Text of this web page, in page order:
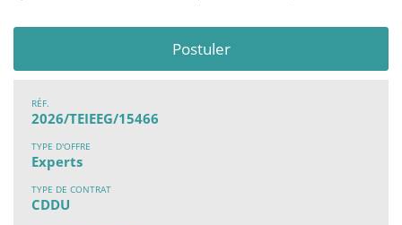
Postuler
RÉF.
2026/TEIEEG/15466
TYPE D'OFFRE
Experts
TYPE DE CONTRAT
CDDU